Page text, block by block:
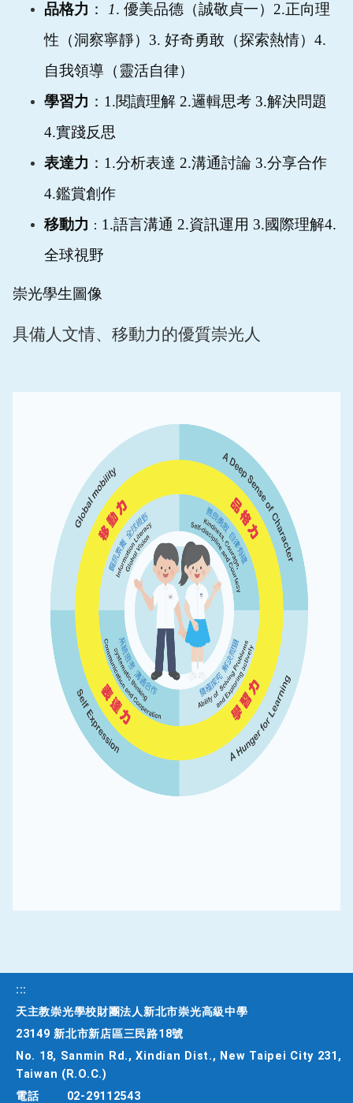
品格力 ： 1. 優美品德（誠敬貞一） 2.正向理
性（洞察寧靜） 3. 好奇勇敢（探索熱情） 4.
自我領導（靈活自律）
學習力 ： 1.閱讀理解 2.邏輯思考 3.解決問題
4.實踐反思
表達力 ： 1.分析表達 2.溝通討論 3.分享合作
4.鑑賞創作
移動力 ： 1.語言溝通 2.資訊運用 3.國際理解4.
全球視野
崇光學生圖像
具備人文情、移動力的優質崇光人
:::
天主教崇光學校財團法人新北市崇光高級中學
23149 新北市新店區三民路18號
No. 18, Sanmin Rd., Xindian Dist., New Taipei City 231,
Taiwan (R.O.C.)
電話
02-29112543